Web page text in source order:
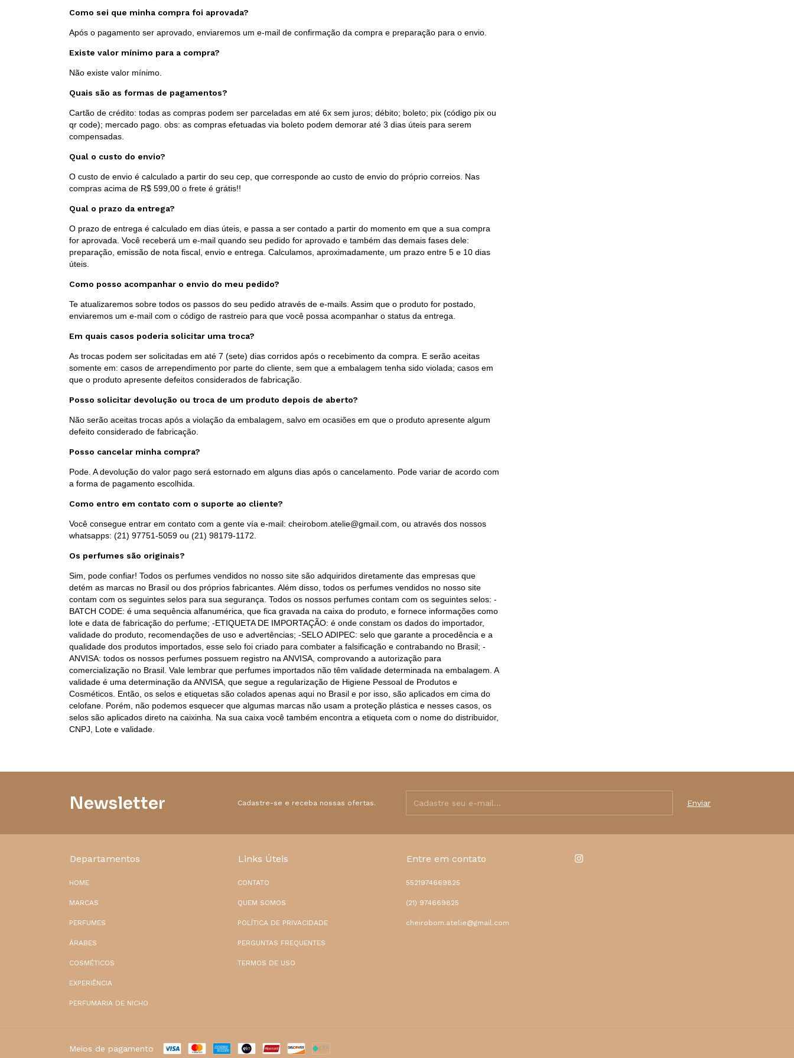
Como sei que minha compra foi aprovada?
Após o pagamento ser aprovado, enviaremos um e-mail de confirmação da compra e preparação para o envio.
Existe valor mínimo para a compra?
Não existe valor mínimo.
Quais são as formas de pagamentos?
Cartão de crédito: todas as compras podem ser parceladas em até 6x sem juros; débito; boleto; pix (código pix ou
qr code); mercado pago. obs: as compras efetuadas via boleto podem demorar até 3 dias úteis para serem
compensadas.
Qual o custo do envio?
O custo de envio é calculado a partir do seu cep, que corresponde ao custo de envio do próprio correios. Nas
compras acima de R$ 599,00 o frete é grátis!!
Qual o prazo da entrega?
O prazo de entrega é calculado em dias úteis, e passa a ser contado a partir do momento em que a sua compra
for aprovada. Você receberá um e-mail quando seu pedido for aprovado e também das demais fases dele:
preparação, emissão de nota fiscal, envio e entrega. Calculamos, aproximadamente, um prazo entre 5 e 10 dias
úteis.
Como posso acompanhar o envio do meu pedido?
Te atualizaremos sobre todos os passos do seu pedido através de e-mails. Assim que o produto for postado,
enviaremos um e-mail com o código de rastreio para que você possa acompanhar o status da entrega.
Em quais casos poderia solicitar uma troca?
As trocas podem ser solicitadas em até 7 (sete) dias corridos após o recebimento da compra. E serão aceitas
somente em: casos de arrependimento por parte do cliente, sem que a embalagem tenha sido violada; casos em
que o produto apresente defeitos considerados de fabricação.
Posso solicitar devolução ou troca de um produto depois de aberto?
Não serão aceitas trocas após a violação da embalagem, salvo em ocasiões em que o produto apresente algum
defeito considerado de fabricação.
Posso cancelar minha compra?
Pode. A devolução do valor pago será estornado em alguns dias após o cancelamento. Pode variar de acordo com
a forma de pagamento escolhida.
Como entro em contato com o suporte ao cliente?
Você consegue entrar em contato com a gente vía e-mail: cheirobom.atelie@gmail.com , ou através dos nossos
whatsapps: (21) 97751-5059 ou (21) 98179-1172.
Os perfumes são originais?
Sim, pode confiar! Todos os perfumes vendidos no nosso site são adquiridos diretamente das empresas que
detém as marcas no Brasil ou dos próprios fabricantes. Além disso, todos os perfumes vendidos no nosso site
contam com os seguintes selos para sua segurança. Todos os nossos perfumes contam com os seguintes selos: -
BATCH CODE: é uma sequência alfanumérica, que fica gravada na caixa do produto, e fornece informações como
lote e data de fabricação do perfume; -ETIQUETA DE IMPORTAÇÃO: é onde constam os dados do importador,
validade do produto, recomendações de uso e advertências; -SELO ADIPEC: selo que garante a procedência e a
qualidade dos produtos importados, esse selo foi criado para combater a falsificação e contrabando no Brasil; -
ANVISA: todos os nossos perfumes possuem registro na ANVISA, comprovando a autorização para
comercialização no Brasil. Vale lembrar que perfumes importados não têm validade determinada na embalagem. A
validade é uma determinação da ANVISA, que segue a regularização de Higiene Pessoal de Produtos e
Cosméticos. Então, os selos e etiquetas são colados apenas aqui no Brasil e por isso, são aplicados em cima do
celofane. Porém, não podemos esquecer que algumas marcas não usam a proteção plástica e nesses casos, os
selos são aplicados direto na caixinha. Na sua caixa você também encontra a etiqueta com o nome do distribuidor,
CNPJ, Lote e validade.
Newsletter Cadastre-se e receba nossas ofertas.
Departamentos
HOME
MARCAS
PERFUMES
ÁRABES
COSMÉTICOS
EXPERIÊNCIA
PERFUMARIA DE NICHO
Links Úteis
CONTATO
QUEM SOMOS
POLÍTICA DE PRIVACIDADE
PERGUNTAS FREQUENTES
TERMOS DE USO
Entre em contato
5521974669825
(21) 974669825
cheirobom.atelie@gmail.com
Meios de pagamento